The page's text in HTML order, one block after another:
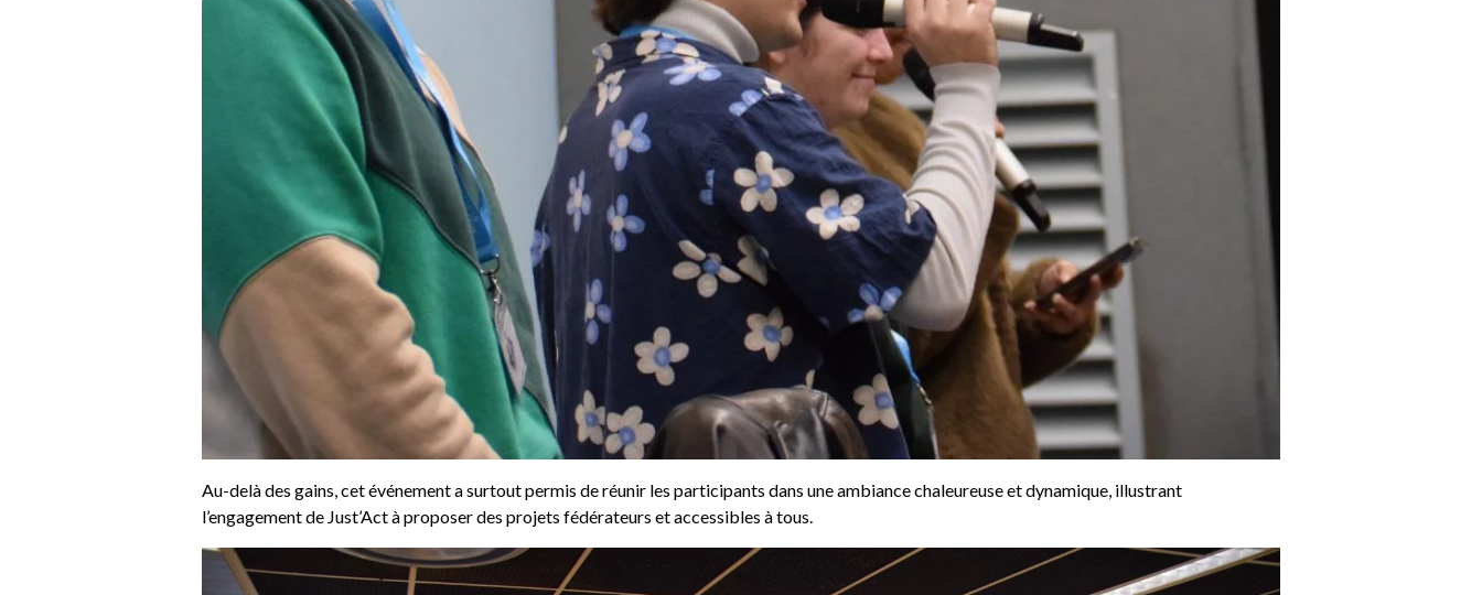
Au-delà des gains, cet événement a surtout permis de réunir les participants dans une ambiance chaleureuse et dynamique, illustrant
l’engagement de Just’Act à proposer des projets fédérateurs et accessibles à tous.